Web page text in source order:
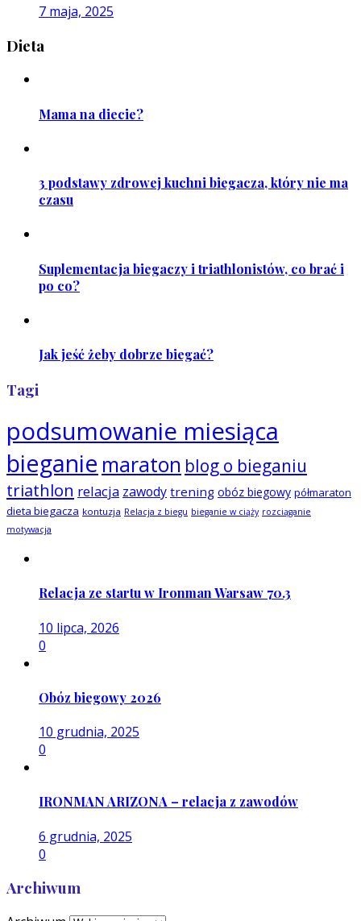
7 maja, 2025
Dieta
Mama na diecie?
3 podstawy zdrowej kuchni biegacza, który nie ma
czasu
Suplementacja biegaczy i triathlonistów, co brać i
po co?
Jak jeść żeby dobrze biegać?
Tagi
podsumowanie miesiąca
bieganie maraton blog o bieganiu
triathlon relacja zawody trening obóz biegowy półmaraton
dieta biegacza kontuzja Relacja z biegu bieganie w ciąży rozciąganie
motywacja
Relacja ze startu w Ironman Warsaw 70.3
10 lipca, 2026
0
Obóz biegowy 2026
10 grudnia, 2025
0
IRONMAN ARIZONA – relacja z zawodów
6 grudnia, 2025
0
Archiwum